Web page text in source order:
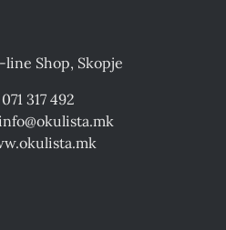
Shop, Skopje
317 492